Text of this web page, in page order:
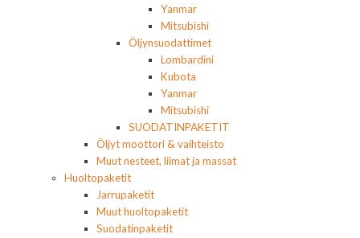
Yanmar
Mitsubishi
Öljynsuodattimet
Lombardini
Kubota
Yanmar
Mitsubishi
SUODATINPAKETIT
Öljyt moottori & vaihteisto
Muut nesteet, liimat ja massat
Huoltopaketit
Jarrupaketit
Muut huoltopaketit
Suodatinpaketit